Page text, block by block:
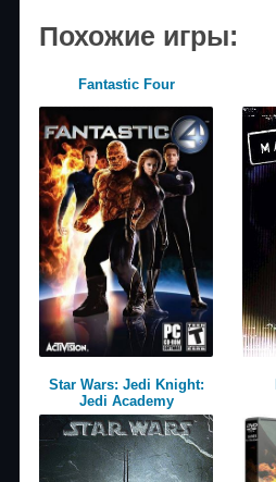
Похожие игры:
Fantastic Four
Star Wars: Jedi Knight:
Jedi Academy